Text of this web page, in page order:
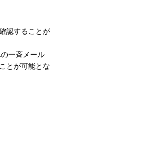
認することが
一斉メール
とが可能とな